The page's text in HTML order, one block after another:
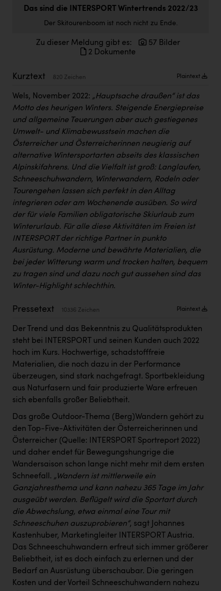
Doppler Gruppe
everfield
Fristads Austria
HIG Infomotion Group
IFE Austria GmbH
Immotech
INTERSPAR
INTERSPORT Austria
Jesolo
Jane Goodall Institute Austria
Kärcher
Karin Liedl
KEBA
KIWI Kinderwunsch Institut Dr. Loimer
Kremsmüller Anlagenbau GmbH
Maximarkt
Oldtimer Raststationen und Motorhotels
Österreichischer Kachelofenverband
Passage Linz
PÜSPÖK
REMAX
RE/MAX Welcome
Resch&Frisch
RUBBLE MASTER
Ruderclub Wels
SCRI - Salzburg Cancer Research Institute
Das sind die INTERSPORT Wintertrends 2022/23
Der Skitourenboom ist noch nicht zu Ende.
Zu dieser Meldung gibt es:
57 Bilder
2 Dokumente
Kurztext 820 Zeichen Plaintext
Wels, November 2022: „Hauptsache draußen“ ist das
Motto des heurigen Winters. Steigende Energiepreise
und allgemeine Teuerungen aber auch gestiegenes
Umwelt- und Klimabewusstsein machen die
Österreicher und Österreicherinnen neugierig auf
alternative Wintersportarten abseits des klassischen
Alpinskifahrens. Und die Vielfalt ist groß: Langlaufen,
Schneeschuhwandern, Winterwandern, Rodeln oder
Tourengehen lassen sich perfekt in den Alltag
integrieren oder am Wochenende ausüben. So wird
der für viele Familien obligatorische Skiurlaub zum
Winterurlaub. Für alle diese Aktivitäten im Freien ist
INTERSPORT der richtige Partner in punkto
Ausrüstung. Moderne und bewährte Materialien, die
bei jeder Witterung warm und trocken halten, bequem
zu tragen sind und dazu noch gut aussehen sind das
Winter-Highlight schlechthin.
Pressetext 10336 Zeichen Plaintext
Der Trend und das Bekenntnis zu Qualitätsprodukten
steht bei INTERSPORT und seinen Kunden auch 2022
hoch im Kurs. Hochwertige, schadstofffreie
Materialien, die noch dazu in der Performance
überzeugen, sind stark nachgefragt. Sportbekleidung
aus Naturfasern und fair produzierte Ware erfreuen
sich ebenfalls großer Beliebtheit.
Das große Outdoor-Thema (Berg)Wandern gehört zu
den Top-Five-Aktivitäten der Österreicherinnen und
Österreicher (Quelle: INTERSPORT Sportreport 2022)
und daher endet für Bewegungshungrige die
Wandersaison schon lange nicht mehr mit dem ersten
Schneefall. „Wandern ist mittlerweile ein
Ganzjahresthema und kann nahezu 365 Tage im Jahr
ausgeübt werden. Beflügelt wird die Sportart durch
die Abwechslung, etwa einmal eine Tour mit
Schneeschuhen auszuprobieren“, sagt Johannes
Kastenhuber, Marketingleiter INTERSPORT Austria.
Das Schneeschuhwandern erfreut sich immer größerer
Beliebtheit, ist es doch einfach zu erlernen und der
Bedarf an Ausrüstung überschaubar. Die geringen
Kosten und der Vorteil Schneeschuhwandern nahezu